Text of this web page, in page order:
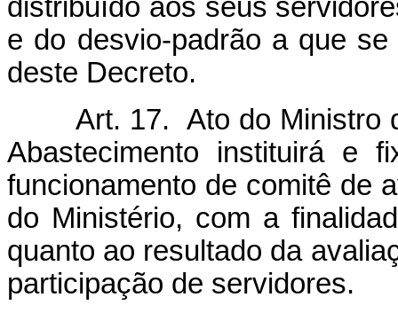
distribuído aos seus
e do desvio-padrão a que
deste Decreto.
Art. 17. Ato do Ministro
Abastecimento instituirá e
funcionamento de comitê de
do Ministério, com a
quanto ao resultado da
participação de servidores.